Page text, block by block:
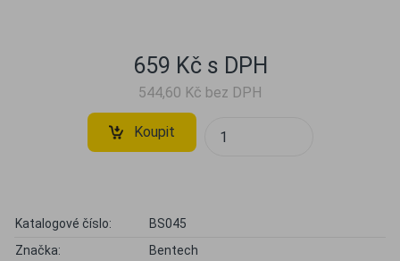
659 Kč s DPH
544,60 Kč bez DPH
Koupit
Katalogové číslo:
BS045
Značka:
Bentech